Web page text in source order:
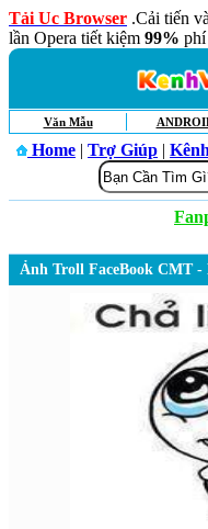
Tải Uc Browser .Cải tiến
lần Opera tiết kiệm 99%
Văn Mẫu
Home | Trợ Giúp |
Ảnh Troll FaceBook CMT -